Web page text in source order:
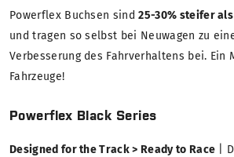
Powerflex Buchsen sind25-30% steifer
und tragen so selbst bei Neuwagen zu
Verbesserung des Fahrverhaltens bei. Ein
Fahrzeuge!
Powerflex Black Series
Designed for the Track > Ready to Race |